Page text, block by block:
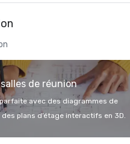
de réunion
avec des diagrammes de
plans d’étage interactifs en 3D.